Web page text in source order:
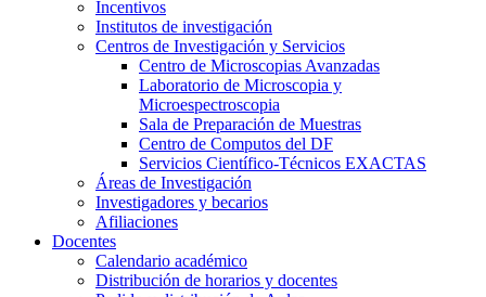
Incentivos
Institutos de investigación
Centros de Investigación y Servicios
Centro de Microscopias Avanzadas
Laboratorio de Microscopia y
Microespectroscopia
Sala de Preparación de Muestras
Centro de Computos del DF
Servicios Científico-Técnicos EXACTAS
Áreas de Investigación
Investigadores y becarios
Afiliaciones
Docentes
Calendario académico
Distribución de horarios y docentes